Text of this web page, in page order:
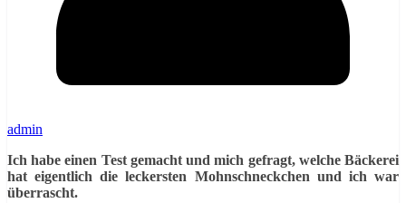
admin
Ich habe einen Test gemacht und mich gefragt, welche Bäckerei
hat eigentlich die leckersten Mohnschneckchen und ich war
überrascht.